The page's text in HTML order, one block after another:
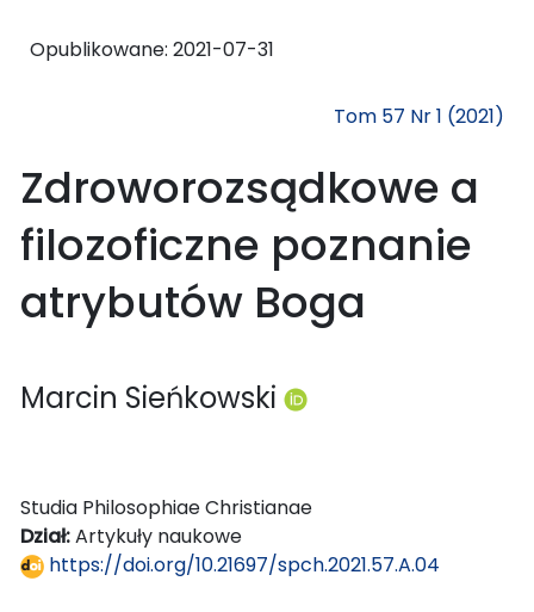
Opublikowane: 2021-07-31
Tom 57 Nr 1 (2021)
Zdroworozsądkowe a
filozoficzne poznanie
atrybutów Boga
Marcin Sieńkowski
Studia Philosophiae Christianae
Dział:Artykuły naukowe
https://doi.org/10.21697/spch.2021.57.A.04